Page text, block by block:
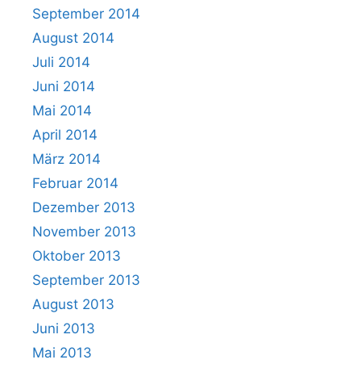
September 2014
August 2014
Juli 2014
Juni 2014
Mai 2014
April 2014
März 2014
Februar 2014
Dezember 2013
November 2013
Oktober 2013
September 2013
August 2013
Juni 2013
Mai 2013